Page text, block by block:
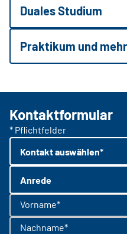
Duales Studium
Praktikum und mehr
Kontaktformular
* Pflichtfelder
Kontakt auswählen*
Anrede
Vorname*
Nachname*